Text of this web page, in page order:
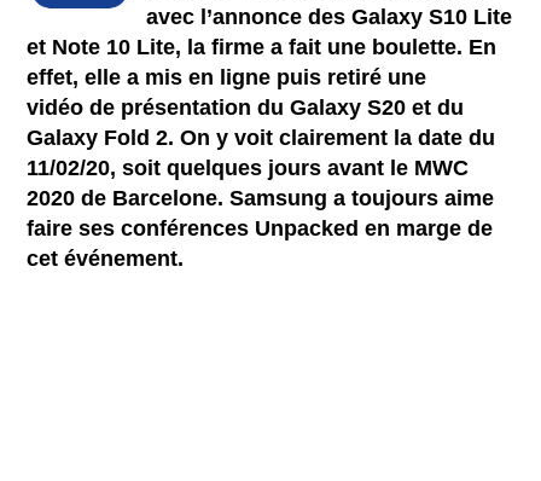
avec l’annonce des Galaxy S10 Lite
et Note 10 Lite, la firme a fait une boulette. En
effet, elle a mis en ligne puis retiré une
vidéo de présentation du Galaxy S20 et du
Galaxy Fold 2. On y voit clairement la date du
11/02/20, soit quelques jours avant le MWC
2020 de Barcelone. Samsung a toujours aime
faire ses conférences Unpacked en marge de
cet événement.